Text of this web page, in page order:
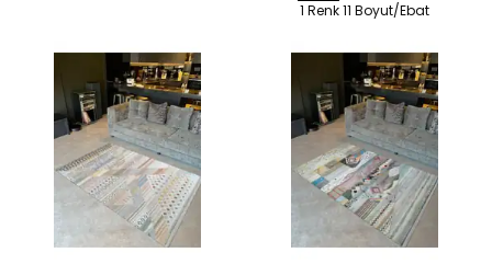
1 Renk 11 Boyut/Ebat